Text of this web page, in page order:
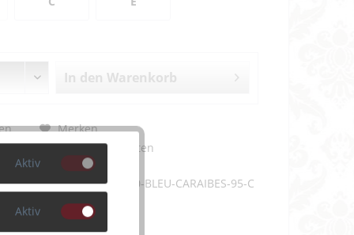
In den Warenkorb
Merken
Artikel?
Bewerten
EMP07151-WIN20-BLEU-CARAIBES-95-C
Aktiv
Aktiv